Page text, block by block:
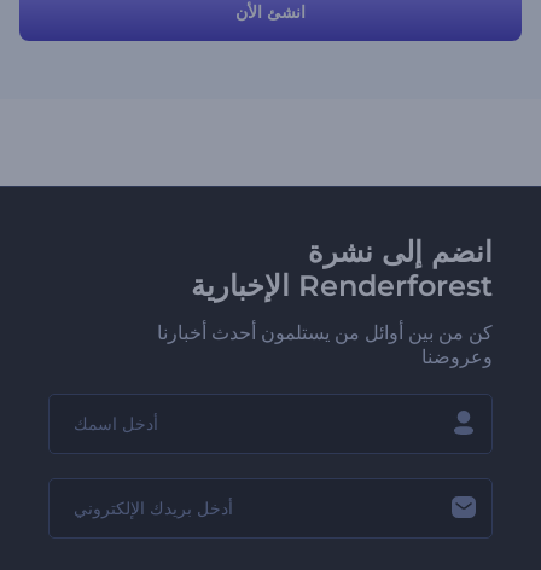
انشئ الأن
انضم إلى نشرة
Renderforest الإخبارية
كن من بين أوائل من يستلمون أحدث أخبارنا
وعروضنا